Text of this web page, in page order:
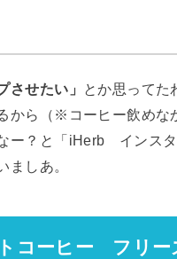
させたい」
とか思ってた
から（※コーヒー飲めな
ー？と「iHerb インス
ましあ。
コーヒー フリー